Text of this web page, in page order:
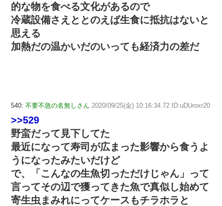
的な物を食べる文化があるので
冷蔵設備さえととのえば生食に抵抗はないと
思える
加熱だの温かいだのいっても経済力の差だ
540: 不要不急の名無しさん 2020/09/25(金) 10:16:34.72 ID:uDUroxr20
>>529
野蛮だって見下してた
最近になって寿司が広まった影響から食うよ
うになったみたいだけど
で、「こんなの生魚切っただけじゃん」って
言ってその辺で獲ってきた魚で真似し始めて
寄生虫まみれにってケースもチラホラと